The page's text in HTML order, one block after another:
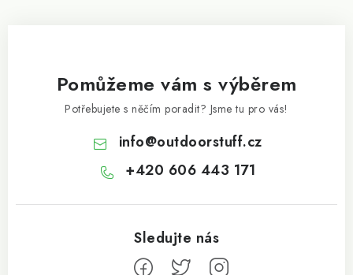
Pomůžeme vám s výběrem
Potřebujete s něčím poradit? Jsme tu pro vás!
info@outdoorstuff.cz
+420 606 443 171